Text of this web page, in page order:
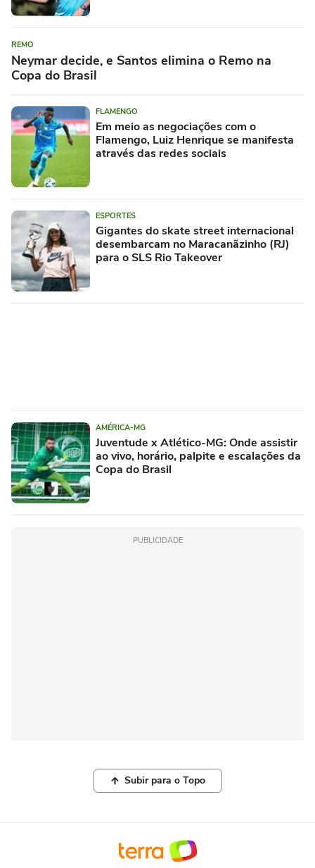
REMO
Neymar decide, e Santos elimina o Remo na
Copa do Brasil
FLAMENGO
Em meio as negociações com o
Flamengo, Luiz Henrique se manifesta
através das redes sociais
ESPORTES
Gigantes do skate street internacional
desembarcam no Maracanãzinho (RJ)
para o SLS Rio Takeover
AMÉRICA-MG
Juventude x Atlético-MG: Onde assistir
ao vivo, horário, palpite e escalações da
Copa do Brasil
PUBLICIDADE
Subir para o Topo